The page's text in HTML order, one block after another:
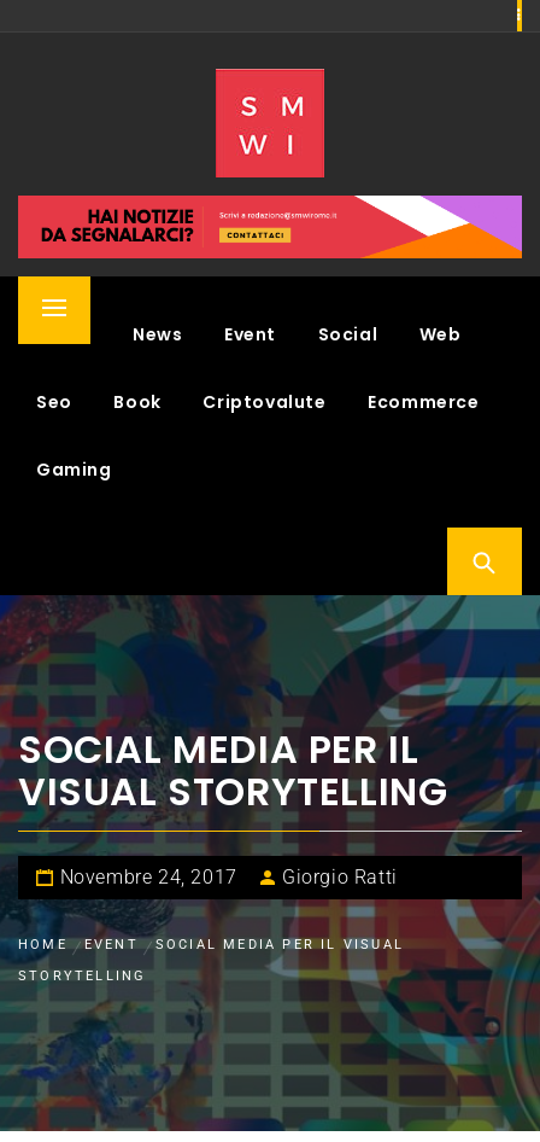
SOCIAL MEDIA WEEK & NEWS
Primary
News Event Social Web
Seo Book Criptovalute Ecommerce
Gaming
SOCIAL MEDIA PER IL
VISUAL STORYTELLING
Novembre 24, 2017 Giorgio Ratti
HOME EVENT
SOCIAL MEDIA PER IL VISUAL
STORYTELLING